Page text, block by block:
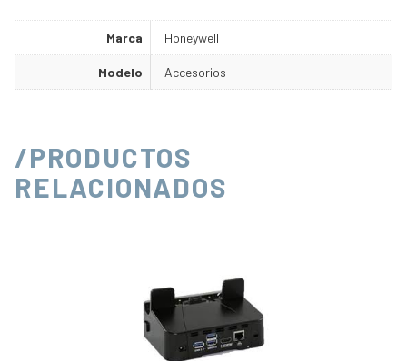
Marca Honeywell
Modelo Accesorios
/PRODUCTOS
RELACIONADOS